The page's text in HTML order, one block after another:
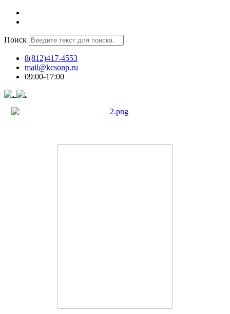
Поиск
8(812)417-4553
mail@kcsonp.ru
09:00-17:00